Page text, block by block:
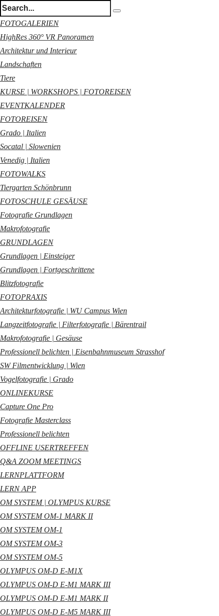
FOTOGALERIEN
HighRes 360° VR Panoramen
Architektur und Interieur
Landschaften
Tiere
KURSE | WORKSHOPS | FOTOREISEN
EVENTKALENDER
FOTOREISEN
Grado | Italien
Socatal | Slowenien
Venedig | Italien
FOTOWALKS
Tiergarten Schönbrunn
FOTOSCHULE GESÄUSE
Fotografie Grundlagen
Makrofotografie
GRUNDLAGEN
Grundlagen | Einsteiger
Grundlagen | Fortgeschrittene
Blitzfotografie
FOTOPRAXIS
Architekturfotografie | WU Campus Wien
Langzeitfotografie | Filterfotografie | Bärentrail
Makrofotografie | Gesäuse
Professionell belichten | Eisenbahnmuseum Strasshof
SW Filmentwicklung | Wien
Vogelfotografie | Grado
ONLINEKURSE
Capture One Pro
Fotografie Masterclass
Professionell belichten
OFFLINE USERTREFFEN
Q&A ZOOM MEETINGS
LERNPLATTFORM
LERN APP
OM SYSTEM | OLYMPUS KURSE
OM SYSTEM OM-1 MARK II
OM SYSTEM OM-1
OM SYSTEM OM-3
OM SYSTEM OM-5
OLYMPUS OM-D E-M1X
OLYMPUS OM-D E-M1 MARK III
OLYMPUS OM-D E-M1 MARK II
OLYMPUS OM-D E-M5 MARK III